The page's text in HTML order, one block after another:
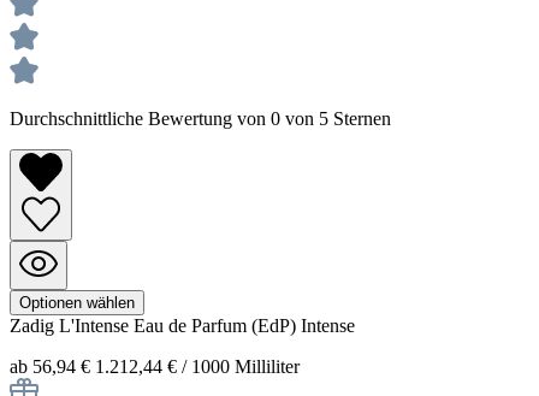
Durchschnittliche Bewertung von 0 von 5 Sternen
Optionen wählen
Zadig L'Intense Eau de Parfum (EdP) Intense
ab 56,94 € 1.212,44 € / 1000 Milliliter